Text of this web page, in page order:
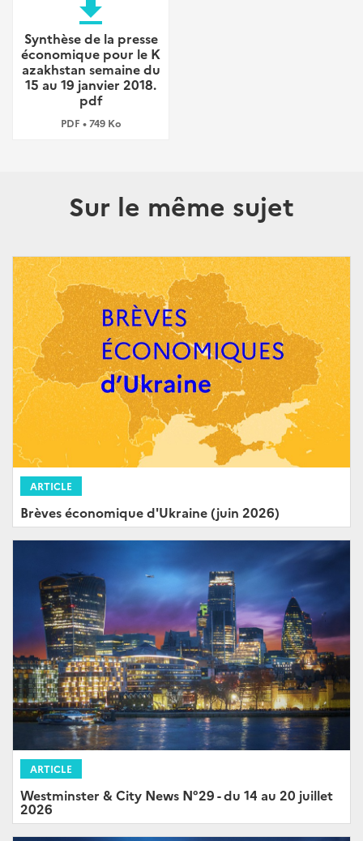
file_download
Synthèse de la presse
économique pour le K
azakhstan semaine du
15 au 19 janvier 2018.
pdf
PDF • 749 Ko
Sur le même sujet
ARTICLE
Brèves économique d'Ukraine (juin 2026)
ARTICLE
Westminster & City News N°29 - du 14 au 20 juillet
2026